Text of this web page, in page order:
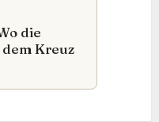
die
Kreuz